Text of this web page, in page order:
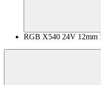
RGB X540 24V 12mm